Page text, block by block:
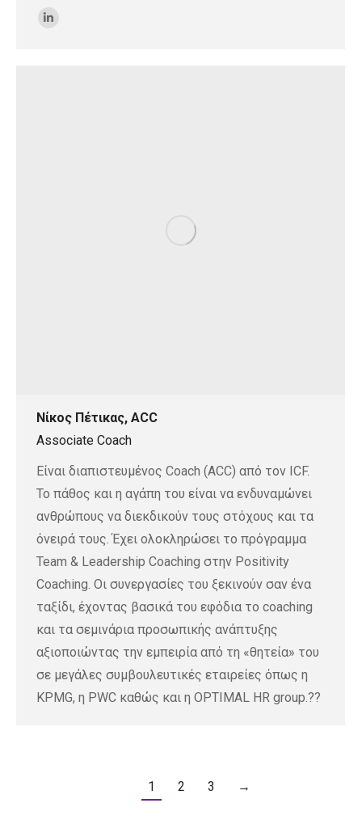
Linkedin
Νίκος Πέτικας, ACC
Associate Coach
Είναι διαπιστευμένος Coach (ACC) από τον ICF.
Το πάθος και η αγάπη του είναι να ενδυναμώνει
ανθρώπους να διεκδικούν τους στόχους και τα
όνειρά τους. Έχει ολοκληρώσει το πρόγραμμα
Team & Leadership Coaching στην Positivity
Coaching. Οι συνεργασίες του ξεκινούν σαν ένα
ταξίδι, έχοντας βασικά του εφόδια το coaching
και τα σεμινάρια προσωπικής ανάπτυξης
αξιοποιώντας την εμπειρία από τη «θητεία» του
σε μεγάλες συμβουλευτικές εταιρείες όπως η
KPMG, η PWC καθώς και η OPTIMAL HR group.??
1 2 3 →